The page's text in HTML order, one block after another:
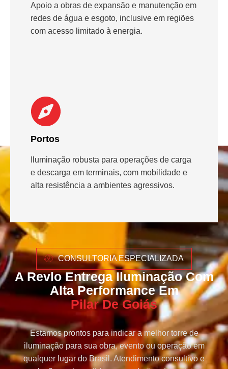
Apoio a obras de expansão e manutenção em
redes de água e esgoto, inclusive em regiões
com acesso limitado à energia.
Portos
Iluminação robusta para operações de carga
e descarga em terminais, com mobilidade e
alta resistência a ambientes agressivos.
CONSULTORIA ESPECIALIZADA
A Revlo Entrega Iluminação Com
Alta Performance Em
Pilar De Goiás
Estamos prontos para indicar a melhor torre de
iluminação para sua obra, evento ou operação em
qualquer lugar do Brasil. Atendimento consultivo e